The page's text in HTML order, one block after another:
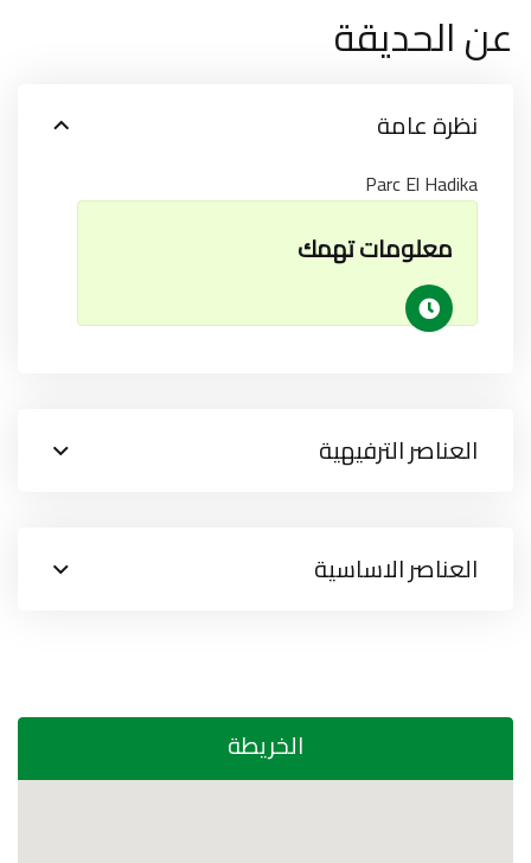
عن الحديقة
نظرة عامة
Parc El Hadika
معلومات تهمك
العناصر الترفيهية
العناصر الاساسية
الخريطة